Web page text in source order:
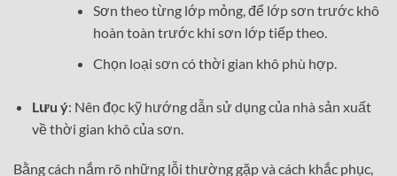
Sơn theo từng lớp mỏng, để lớp sơn trước khô
hoàn toàn trước khi sơn lớp tiếp theo.
Chọn loại sơn có thời gian khô phù hợp.
Lưu ý: Nên đọc kỹ hướng dẫn sử dụng của nhà sản xuất
về thời gian khô của sơn.
Bằng cách nắm rõ những lỗi thường gặp và cách khắc phục,